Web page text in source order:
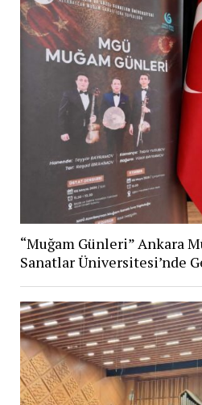
“Muğam Günleri” Ankara
Sanatlar Üniversitesi’nde